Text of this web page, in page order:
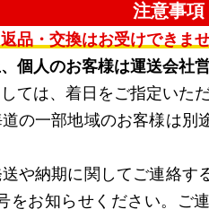
注意事項
品・交換はお受けできませ
個人のお客様は運送会社
ては、着日をご指定いた
の一部地域のお客様は別
や納期に関してご連絡す
をお知らせください。ご